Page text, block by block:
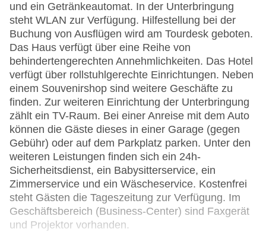
und ein Getränkeautomat. In der Unterbringung
steht WLAN zur Verfügung. Hilfestellung bei der
Buchung von Ausflügen wird am Tourdesk geboten.
Das Haus verfügt über eine Reihe von
behindertengerechten Annehmlichkeiten. Das Hotel
verfügt über rollstuhlgerechte Einrichtungen. Neben
einem Souvenirshop sind weitere Geschäfte zu
finden. Zur weiteren Einrichtung der Unterbringung
zählt ein TV-Raum. Bei einer Anreise mit dem Auto
können die Gäste dieses in einer Garage (gegen
Gebühr) oder auf dem Parkplatz parken. Unter den
weiteren Leistungen finden sich ein 24h-
Sicherheitsdienst, ein Babysitterservice, ein
Zimmerservice und ein Wäscheservice. Kostenfrei
steht Gästen die Tageszeitung zur Verfügung. Im
Geschäftsbereich (Business-Center) sind Faxgerät
und Projektor vorhanden.